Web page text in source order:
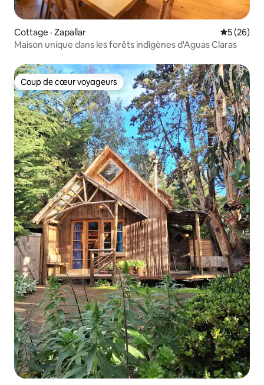
Cottage · Zapallar Note
5 (26)
Maison unique dans les forêts indigènes d'Aguas Claras
Coup de cœur voyageurs
Coup de cœur voyageurs